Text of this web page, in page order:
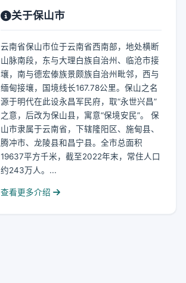
关于保山市
云南省保山市位于云南省西南部，地处横断
山脉南段，东与大理白族自治州、临沧市接
壤，南与德宏傣族景颇族自治州毗邻，西与
缅甸接壤，国境线长167.78公里。保山之名
源于明代在此设永昌军民府，取“永世兴昌”
之意，后改为保山县，寓意“保境安民”。 保
山市隶属于云南省，下辖隆阳区、施甸县、
腾冲市、龙陵县和昌宁县。全市总面积
19637平方千米，截至2022年末，常住人口
约243万人。...
查看更多介绍